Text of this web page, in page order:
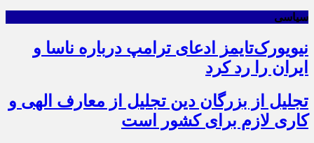
سیاسی
نیویورک‌تایمز ادعای ترامپ درباره ناسا و
ایران را رد کرد
تجلیل از بزرگان دین تجلیل از معارف الهی و
کاری لازم برای کشور است